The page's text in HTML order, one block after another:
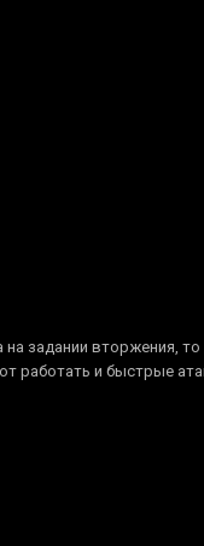
задании вторжения,
работать и быстрые